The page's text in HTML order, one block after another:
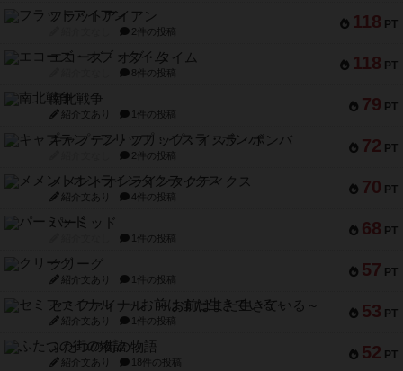
118 PT
フラットアイアン
2件の投稿
118 PT
エコーズ・オブ・タイム
8件の投稿
79 PT
南北戦争
紹介文あり 1件の投稿
72 PT
キャプテン・フリップ：イスラ・ボンバ
2件の投稿
70 PT
メメントオンラインタクティクス
紹介文あり 4件の投稿
68 PT
パーミッド
1件の投稿
57 PT
クリーグ
紹介文あり 1件の投稿
53 PT
セミファイナル ～お前はまだ生きている～
紹介文あり 1件の投稿
52 PT
ふたつの街の物語
紹介文あり 18件の投稿